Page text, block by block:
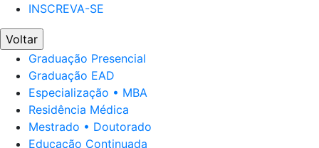
INSCREVA-SE
Voltar
Graduação Presencial
Graduação EAD
Especialização • MBA
Residência Médica
Mestrado • Doutorado
Educação Continuada